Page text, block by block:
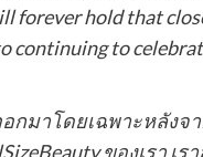
forever hold that
continuing to
อกมาโดยเฉพาะหลัง
ของเรา เร